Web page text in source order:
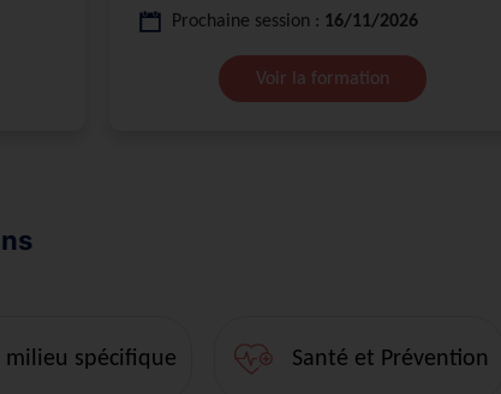
Prochaine session : 16/11/2026
Voir la formation
milieu spécifique Santé et Prévention